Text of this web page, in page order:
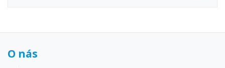
O nás